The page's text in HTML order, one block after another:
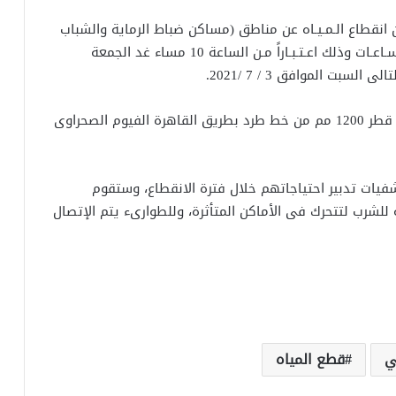
الـمـيـاه عن مناطق (مساكن ضباط الرماية والشباب
– حدائق الاهرام وضعفها بفيصل والهرم) لـمـدة 8 سـاعـات وذلك اعـتـبـاراً مـن الساعة 10 مساء غد الجمعة
وأرجعت الشركة سبب الانقطاع الى تحويل مسار خط قطر 1200 مم من خط طرد بطريق القاهرة الفيوم الصحراوى
تدبير احتياجاتهم خلال فترة الانقطاع، وستقوم
لتتحرك فى الأماكن المتأثرة، وللطوارىء يتم الإتصال
قطع المياه